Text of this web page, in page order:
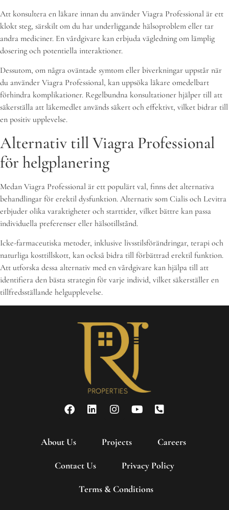
Att konsultera en läkare innan du använder Viagra Professional är ett
klokt steg, särskilt om du har underliggande hälsoproblem eller tar
andra mediciner. En vårdgivare kan erbjuda vägledning om lämplig
dosering och potentiella interaktioner.
Dessutom, om några oväntade symtom eller biverkningar uppstår när
du använder Viagra Professional, kan uppsöka läkare omedelbart
förhindra komplikationer. Regelbundna konsultationer hjälper till att
säkerställa att läkemedlet används säkert och effektivt, vilket bidrar till
en positiv upplevelse.
Alternativ till Viagra Professional
för helgplanering
Medan Viagra Professional är ett populärt val, finns det alternativa
behandlingar för erektil dysfunktion. Alternativ som Cialis och Levitra
erbjuder olika varaktigheter och starttider, vilket bättre kan passa
individuella preferenser eller hälsotillstånd.
Icke-farmaceutiska metoder, inklusive livsstilsförändringar, terapi och
naturliga kosttillskott, kan också bidra till förbättrad erektil funktion.
Att utforska dessa alternativ med en vårdgivare kan hjälpa till att
identifiera den bästa strategin för varje individ, vilket säkerställer en
tillfredsställande helgupplevelse.
About Us Projects Careers
Contact Us Privacy Policy
Terms & Conditions